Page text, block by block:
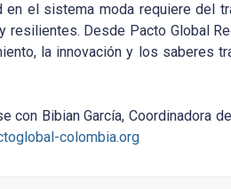
el sistema moda requiere del
Desde Pacto Global
la innovación y los saberes
con Bibian García, Coordinadora
colombia.org